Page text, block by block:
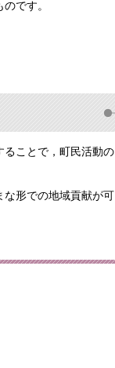
です。
ることで，町民活動の
な形での地域貢献が可